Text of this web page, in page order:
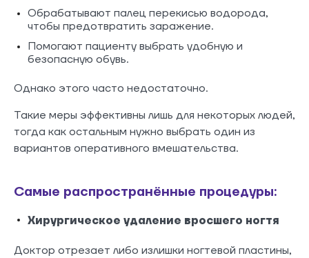
Обрабатывают палец перекисью водорода,
чтобы предотвратить заражение.
Помогают пациенту выбрать удобную и
безопасную обувь.
Однако этого часто недостаточно.
Такие меры эффективны лишь для некоторых людей,
тогда как остальным нужно выбрать один из
вариантов оперативного вмешательства.
Самые распространённые процедуры:
Хирургическое удаление вросшего ногтя
Доктор отрезает либо излишки ногтевой пластины,